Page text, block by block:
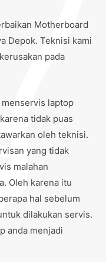
Motherboard
Depok. Teknisi kami
pada
laptop
tidak puas
oleh teknisi.
yang tidak
malahan
Oleh karena itu
hal sebelum
dilakukan servis.
anda menjadi